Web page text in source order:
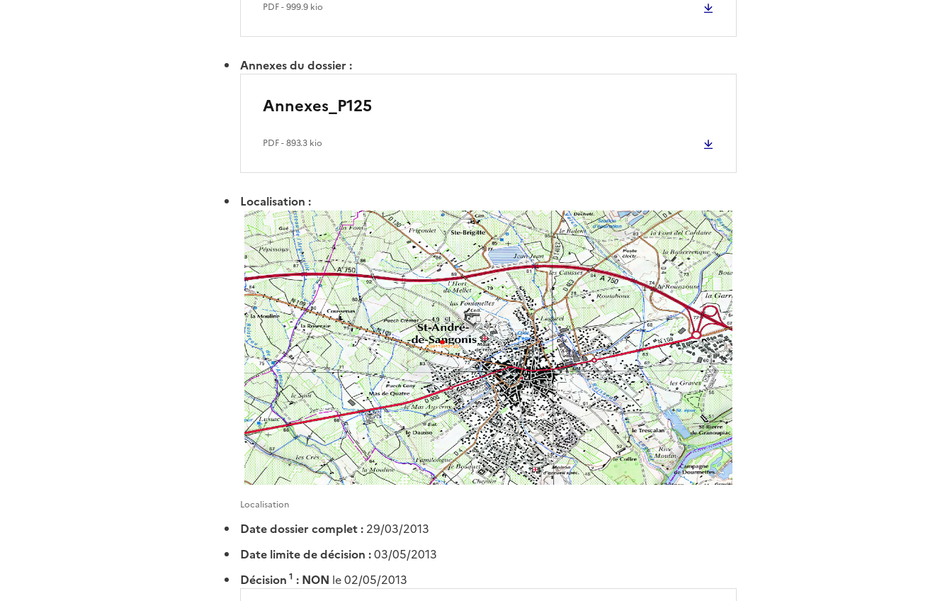
PDF- 999.9 kio
Annexes du dossier :
Annexes_P125
PDF- 893.3 kio
Localisation :
Localisation
Date dossier complet : 29/03/2013
Date limite de décision :03/05/2013
Décision 1 : NON le 02/05/2013